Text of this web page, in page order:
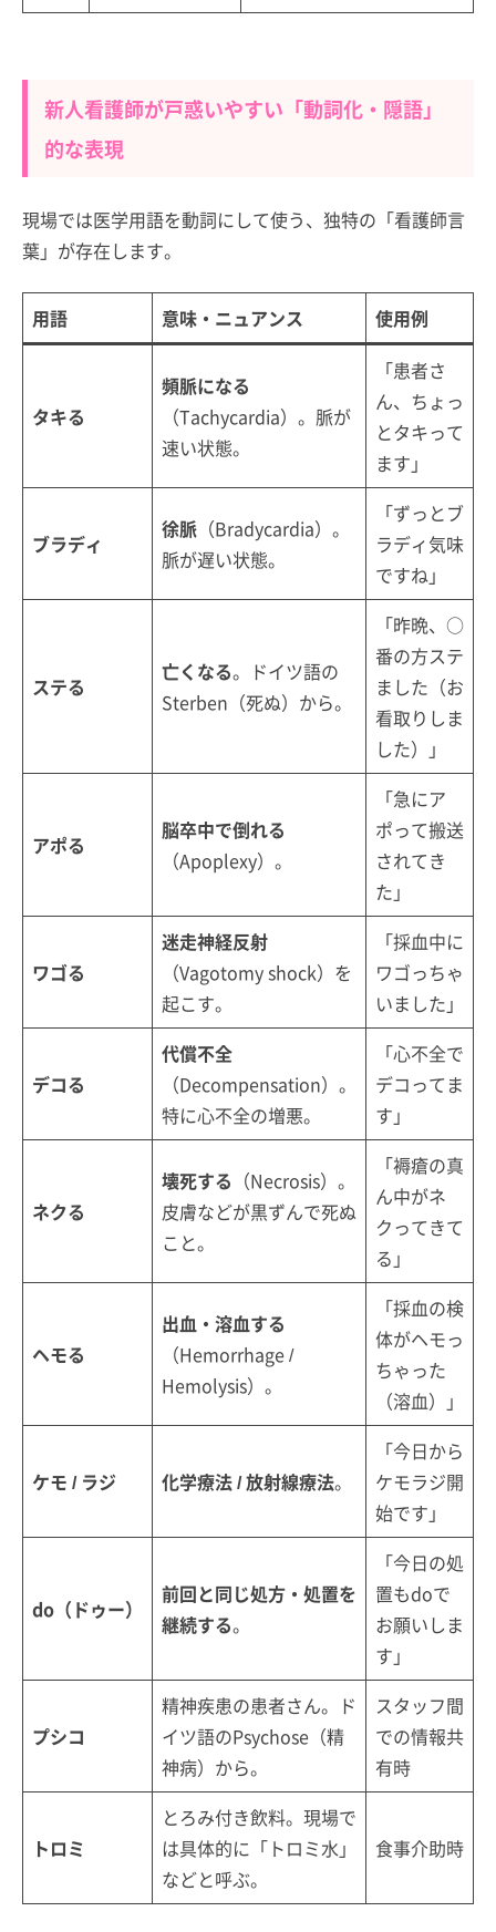
新人看護師が戸惑いやすい「動詞化・隠語」
的な表現
現場では医学用語を動詞にして使う、独特の「看護師言
葉」が存在します。
用語 意味・ニュアンス 使用例
タキる
頻脈になる
（Tachycardia）。脈が
速い状態。
「患者さ
ん、ちょっ
とタキって
ます」
ブラディ
徐脈 （Bradycardia）。
脈が遅い状態。
「ずっとブ
ラディ気味
ですね」
ステる
亡くなる。ドイツ語の
Sterben（死ぬ）から。
「昨晩、○
番の方ステ
ました（お
看取りしま
した）」
アポる
脳卒中で倒れる
（Apoplexy）。
「急にア
ポって搬送
されてき
た」
ワゴる
迷走神経反射
（Vagotomy shock）を
起こす。
「採血中に
ワゴっちゃ
いました」
デコる
代償不全
（Decompensation）。
特に心不全の増悪。
「心不全で
デコってま
す」
ネクる
壊死する （Necrosis）。
皮膚などが黒ずんで死ぬ
こと。
「褥瘡の真
ん中がネ
クってきて
る」
ヘモる
出血・溶血する
（Hemorrhage /
Hemolysis）。
「採血の検
体がヘモっ
ちゃった
（溶血）」
ケモ / ラジ 化学療法 / 放射線療法。
「今日から
ケモラジ開
始です」
do（ドゥー）
前回と同じ処方・処置を
継続する。
「今日の処
置もdoで
お願いしま
す」
プシコ
精神疾患の患者さん。ド
イツ語のPsychose（精
神病）から。
スタッフ間
での情報共
有時
トロミ
とろみ付き飲料。現場で
は具体的に「トロミ水」
などと呼ぶ。
食事介助時